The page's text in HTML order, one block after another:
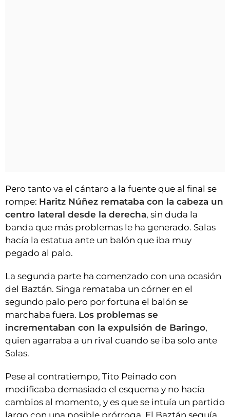
Pero tanto va el cántaro a la fuente que al final se
rompe: Haritz Núñez remataba con la cabeza un
centro lateral desde la derecha, sin duda la
banda que más problemas le ha generado. Salas
hacía la estatua ante un balón que iba muy
pegado al palo.
La segunda parte ha comenzado con una ocasión
del Baztán. Singa remataba un córner en el
segundo palo pero por fortuna el balón se
marchaba fuera. Los problemas se
incrementaban con la expulsión de Baringo,
quien agarraba a un rival cuando se iba solo ante
Salas.
Pese al contratiempo, Tito Peinado con
modificaba demasiado el esquema y no hacía
cambios al momento, y es que se intuía un partido